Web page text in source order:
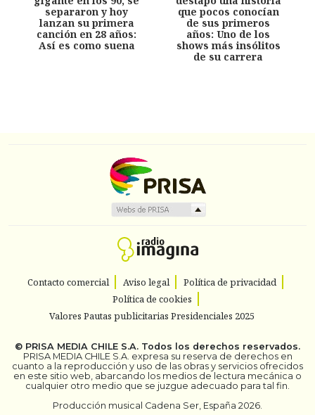
separaron y hoy
lanzan su primera
canción en 28 años:
Así es como suena
que pocos conocían
de sus primeros
años: Uno de los
shows más insólitos
de su carrera
Contacto comercial Aviso legal
Política de privacidad
Política de cookies
Valores Pautas publicitarias Presidenciales 2025
© PRISA MEDIA CHILE S.A. Todos los derechos reservados.
PRISA MEDIA CHILE S.A. expresa su reserva de derechos en
cuanto a la reproducción y uso de las obras y servicios ofrecidos
en este sitio web, abarcando los medios de lectura mecánica o
cualquier otro medio que se juzgue adecuado para tal fin.
Producción musical Cadena Ser, España 2026.